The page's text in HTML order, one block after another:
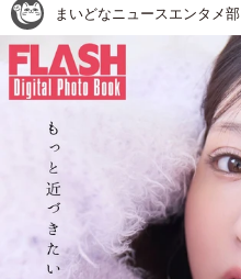
まいどなニュースエンタメ部